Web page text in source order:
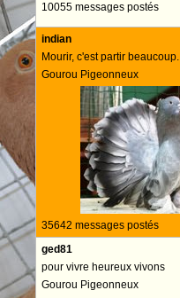
10055 messages postés
indian
Mourir, c'est partir beaucoup.
Gourou Pigeonneux
35642 messages postés
ged81
pour vivre heureux vivons
Gourou Pigeonneux